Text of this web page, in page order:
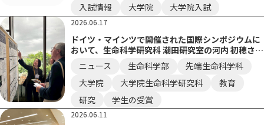
入試情報
大学院 大学院入試
2026.06.17
ドイツ・マインツで開催された国際シンポジウムに
おいて、生命科学研究科 潮田研究室の河内 初穂さん
（博士前期課程）がPresentation Poster Award
を受賞しました。
ニュース 生命科学部
先端生命科学科
大学院
大学院生命科学研究科
教育
研究
学生の受賞
2026.06.11